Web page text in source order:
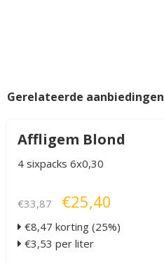
Gerelateerde aanbiedingen
Affligem Blond
4 sixpacks 6x0,30
€33,87 €25,40
€8,47 korting (25%)
€3,53 per liter